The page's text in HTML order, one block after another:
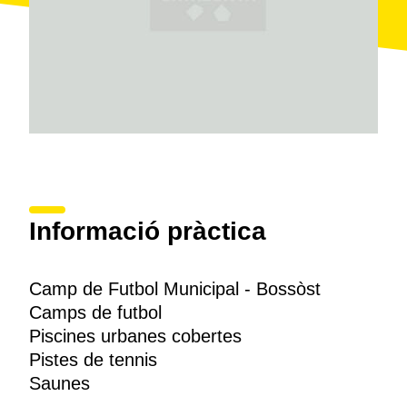
Informació pràctica
Camp de Futbol Municipal - Bossòst
Camps de futbol
Piscines urbanes cobertes
Pistes de tennis
Saunes